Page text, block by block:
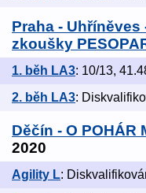
Praha - Uhříněves
zkoušky
1. běh LA3: 10/13,
2. běh LA3:
Děčín - O POHÁR
2020
Agility L: